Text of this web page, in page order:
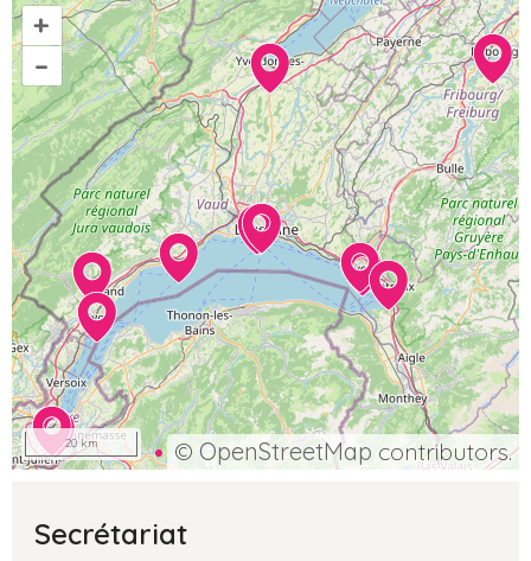
© OpenStreetMap contributors.
+
–
20 km
Secrétariat